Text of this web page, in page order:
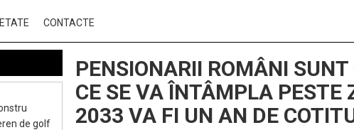
CONTACTE
PENSIONARII ROMÂNI
CE SE VA ÎNTÂMPLA PESTE
2033 VA FI UN AN DE
de golf